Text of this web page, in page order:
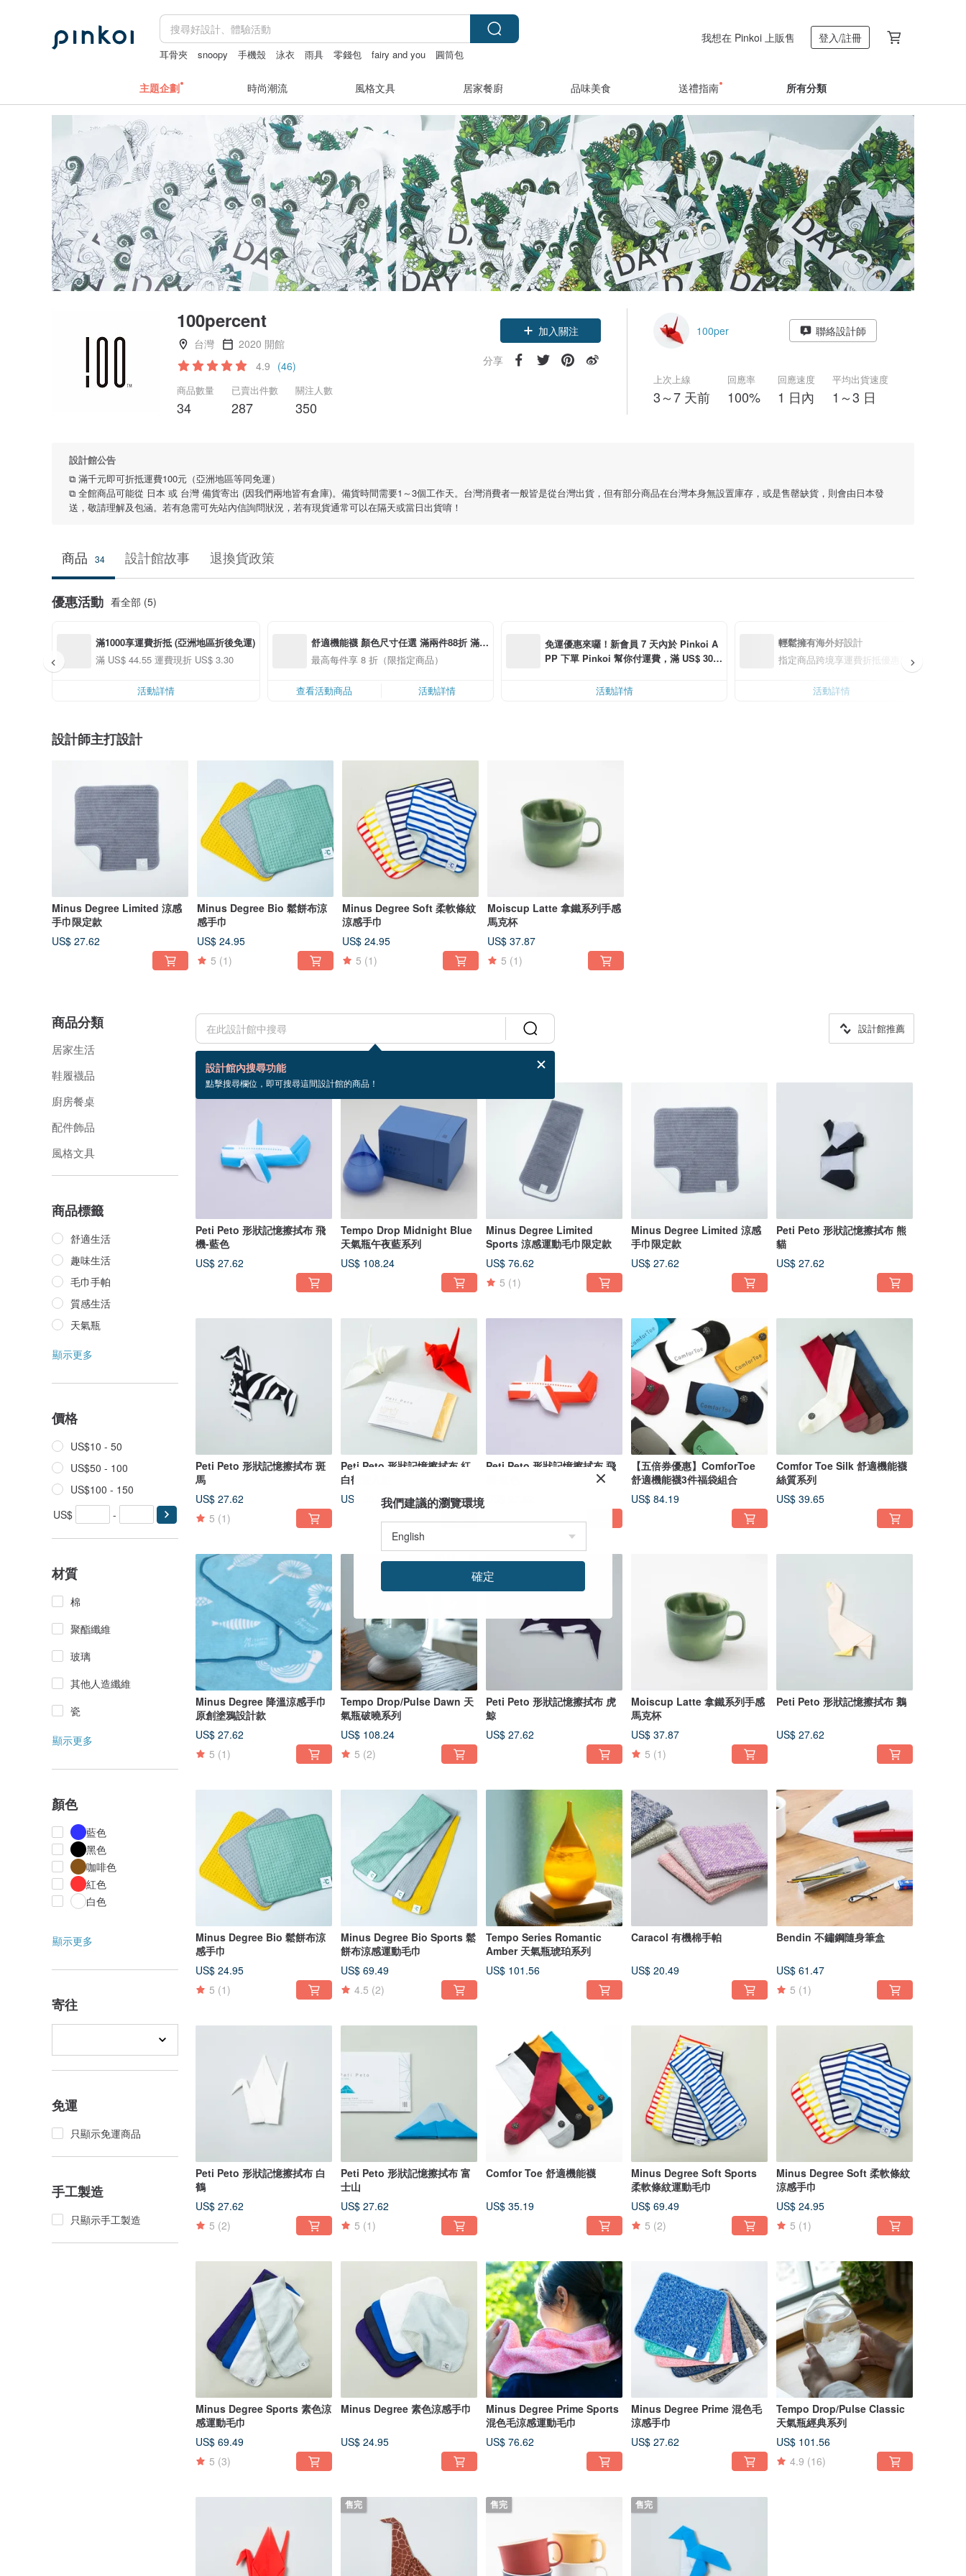
耳骨夾 snoopy 手機殼 泳衣 雨具 零錢包 fairy and you 圓筒包
我想在 Pinkoi 上販售 登入/註冊
主題企劃 時尚潮流 風格文具 居家餐廚 品味美食 送禮指南 所有分類
100percent
台灣
2020 開館
4.9 (46)
商品數量
34
已賣出件數
287
關注人數
350
加入關注
分享
100per 聯絡設計師
上次上線
3～7 天前
回應率
100%
回應速度
1 日內
平均出貨速度
1～3 日
設計館公告
⧉ 滿千元即可折抵運費100元（亞洲地區等同免運）
⧉ 全館商品可能從 日本 或 台灣 備貨寄出 (因我們兩地皆有倉庫)。備貨時間需要1～3個工作天。台灣消費者一般皆是從台灣出貨，但有部分商品在台灣本身無設置庫存，或是售罄缺貨，則會由日本發
送，敬請理解及包涵。若有急需可先站內信詢問狀況，若有現貨通常可以在隔天或當日出貨唷！
商品 34 設計館故事 退換貨政策
優惠活動 看全部 (5)
滿1000享運費折抵 (亞洲地區折後免運)
滿 US$ 44.55 運費現折 US$ 3.30
活動詳情
舒適機能襪 顏色尺寸任選 滿兩件88折 滿三
件8折
最高每件享 8 折（限指定商品）
查看活動商品 活動詳情
免運優惠來囉！新會員 7 天內於 Pinkoi A
PP 下單 Pinkoi 幫你付運費，滿 US$ 30.0
活動詳情
輕鬆擁有海外好設計
指定商品跨境享運費折抵優惠
活動詳情
設計師主打設計
Minus Degree Limited 涼感
手巾限定款
US$ 27.62
Minus Degree Bio 鬆餅布涼
感手巾
US$ 24.95
5 (1)
Minus Degree Soft 柔軟條紋
涼感手巾
US$ 24.95
5 (1)
Moiscup Latte 拿鐵系列手感
馬克杯
US$ 37.87
5 (1)
商品分類
居家生活
鞋履襪品
廚房餐桌
配件飾品
風格文具
商品標籤
舒適生活
趣味生活
毛巾手帕
質感生活
天氣瓶
顯示更多
價格
US$10 - 50
US$50 - 100
US$100 - 150
US$
-
材質
棉
聚酯纖維
玻璃
其他人造纖維
瓷
顯示更多
顏色
藍色
黑色
咖啡色
紅色
白色
顯示更多
寄往
免運
只顯示免運商品
手工製造
只顯示手工製造
設計館內搜尋功能
點擊搜尋欄位，即可搜尋這間設計館的商品！
設計館推薦
34 個商品
Peti Peto 形狀記憶擦拭布 飛
機-藍色
US$ 27.62
Tempo Drop Midnight Blue
天氣瓶午夜藍系列
US$ 108.24
Minus Degree Limited
Sports 涼感運動毛巾限定款
US$ 76.62
5 (1)
Minus Degree Limited 涼感
手巾限定款
US$ 27.62
Peti Peto 形狀記憶擦拭布 熊
貓
US$ 27.62
Peti Peto 形狀記憶擦拭布 斑
馬
US$ 27.62
5 (1)
Peti Peto 形狀記憶擦拭布 紅
白鶴雙入組
US$ 55.24
Peti Peto 形狀記憶擦拭布 飛
【五倍券優惠】ComforToe
舒適機能襪3件福袋組合
US$ 84.19
Comfor Toe Silk 舒適機能襪
絲質系列
US$ 39.65
Minus Degree 降溫涼感手巾
原創塗鴉設計款
US$ 27.62
5 (1)
Tempo Drop/Pulse Dawn 天
氣瓶破曉系列
US$ 108.24
5 (2)
Peti Peto 形狀記憶擦拭布 虎
鯨
US$ 27.62
Moiscup Latte 拿鐵系列手感
馬克杯
US$ 37.87
5 (1)
Peti Peto 形狀記憶擦拭布 鵝
US$ 27.62
Minus Degree Bio 鬆餅布涼
感手巾
US$ 24.95
5 (1)
Minus Degree Bio Sports 鬆
餅布涼感運動毛巾
US$ 69.49
4.5 (2)
Tempo Series Romantic
Amber 天氣瓶琥珀系列
US$ 101.56
Caracol 有機棉手帕
US$ 20.49
Bendin 不鏽鋼隨身筆盒
US$ 61.47
5 (1)
Peti Peto 形狀記憶擦拭布 白
鶴
US$ 27.62
5 (2)
Peti Peto 形狀記憶擦拭布 富
士山
US$ 27.62
5 (1)
Comfor Toe 舒適機能襪
US$ 35.19
Minus Degree Soft Sports
柔軟條紋運動毛巾
US$ 69.49
5 (2)
Minus Degree Soft 柔軟條紋
涼感手巾
US$ 24.95
5 (1)
Minus Degree Sports 素色涼
感運動毛巾
US$ 69.49
5 (3)
Minus Degree 素色涼感手巾
US$ 24.95
Minus Degree Prime Sports
混色毛涼感運動毛巾
US$ 76.62
Minus Degree Prime 混色毛
涼感手巾
US$ 27.62
Tempo Drop/Pulse Classic
天氣瓶經典系列
US$ 101.56
4.9 (16)
售完 售完 售完
我們建議的瀏覽環境
確定